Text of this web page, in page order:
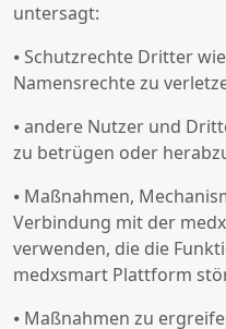
untersagt:
⦁ Schutzrechte Dritter
Namensrechte zu
⦁ andere Nutzer und
zu betrügen oder
⦁ Maßnahmen,
Verbindung mit der
verwenden, die die
medxsmart Plattform
⦁ Maßnahmen zu